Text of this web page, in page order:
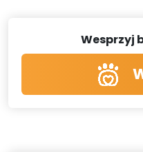
Wesprzyj